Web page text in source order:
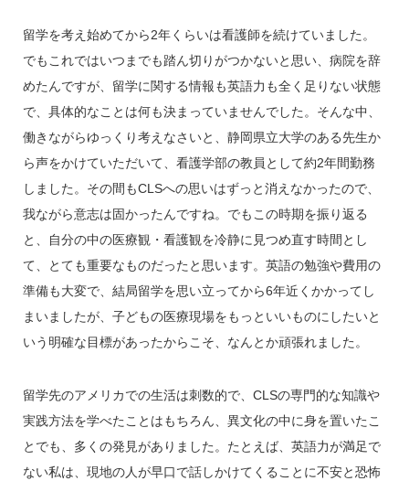
留学を考え始めてから2年くらいは看護師を続けていました。
でもこれではいつまでも踏ん切りがつかないと思い、病院を辞
めたんですが、留学に関する情報も英語力も全く足りない状態
で、具体的なことは何も決まっていませんでした。そんな中、
働きながらゆっくり考えなさいと、静岡県立大学のある先生か
ら声をかけていただいて、看護学部の教員として約2年間勤務
しました。その間もCLSへの思いはずっと消えなかったので、
我ながら意志は固かったんですね。でもこの時期を振り返る
と、自分の中の医療観・看護観を冷静に見つめ直す時間とし
て、とても重要なものだったと思います。英語の勉強や費用の
準備も大変で、結局留学を思い立ってから6年近くかかってし
まいましたが、子どもの医療現場をもっといいものにしたいと
いう明確な目標があったからこそ、なんとか頑張れました。
留学先のアメリカでの生活は刺数的で、CLSの専門的な知識や
実践方法を学べたことはもちろん、異文化の中に身を置いたこ
とでも、多くの発見がありました。たとえば、英語力が満足で
ない私は、現地の人が早口で話しかけてくることに不安と恐怖